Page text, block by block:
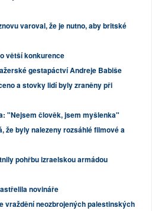
varoval, že je nutno, aby britské
větší konkurence
gestapáctví Andreje Babiše
a stovky lidí byly zraněny při
"Nejsem člověk, jsem myšlenka"
že byly nalezeny rozsáhlé filmové a
pohřbu izraelskou armádou
novináře
vraždění neozbrojených palestinských